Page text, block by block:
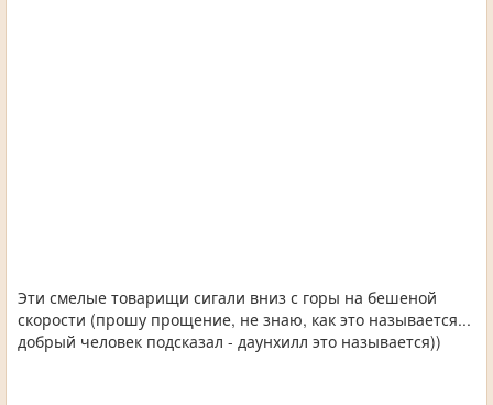
Эти смелые товарищи сигали вниз с горы на бешеной
скорости (прошу прощение, не знаю, как это называется...
добрый человек подсказал - даунхилл это называется))